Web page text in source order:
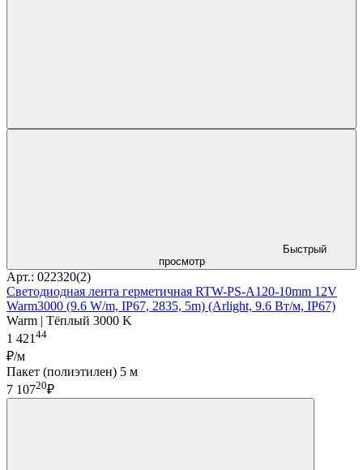
Быстрый
просмотр
Арт.: 022320(2)
Светодиодная лента герметичная RTW-PS-A120-10mm 12V
Warm3000 (9.6 W/m, IP67, 2835, 5m) (Arlight, 9.6 Вт/м, IP67)
Warm | Тёплый 3000 K
1 42144
₽/м
Пакет (полиэтилен) 5 м
7 10720₽